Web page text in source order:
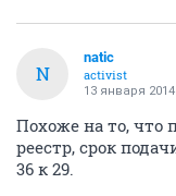
N
natic
activist
13 января 2014
Похоже на то, что
реестр, срок
36 к 29.